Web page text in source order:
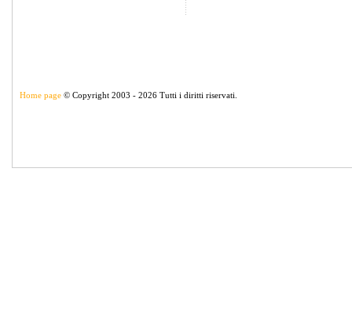
Home page © Copyright 2003 - 2026 Tutti i diritti riservati.